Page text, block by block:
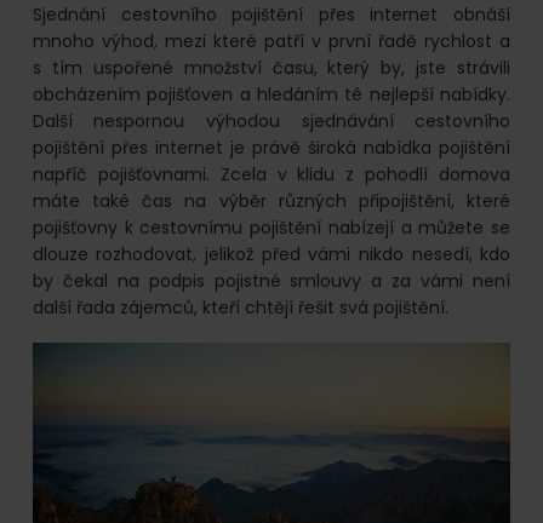
Sjednání cestovního pojištění přes internet obnáší
mnoho výhod, mezi které patří v první řadě rychlost a
s tím uspořené množství času, který by, jste strávili
obcházením pojišťoven a hledáním té nejlepší nabídky.
Další nespornou výhodou sjednávání cestovního
pojištění přes internet je právě široká nabídka pojištění
napříč pojišťovnami. Zcela v klidu z pohodlí domova
máte také čas na výběr různých připojištění, které
pojišťovny k cestovnímu pojištění nabízejí a můžete se
dlouze rozhodovat, jelikož před vámi nikdo nesedí, kdo
by čekal na podpis pojistné smlouvy a za vámi není
další řada zájemců, kteří chtějí řešit svá pojištění.